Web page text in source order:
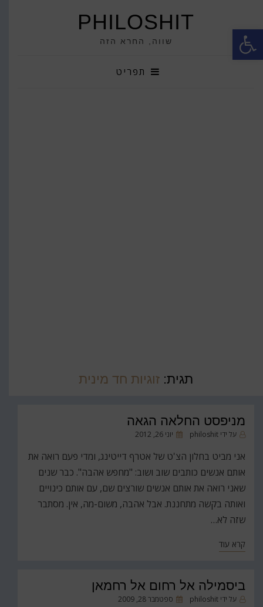
פתח סרגל נגישות PHILOSHIT
שווה, החרא הזה
תפריט
תגית: זוגיות חד מינית
מניפסט החלאה הגאה
על ידי philoshit
פורסם
יוני 26, 2012
אני מביט בחלון הצ'ט של אטרף דייטינג, ומדי פעם רואה את
אותם אנשים כותבים שוב ושוב: "מחפש אהבה". כבר שנים
שאני רואה את אותם אנשים שורצים שם, עם אותם כינויים
ואותה בקשה מתחננת. אבל אהבה, משום-מה, אין. מסתבר
שזה לא…
קרא עוד
ביסמילה אל רחום אל רחמאן
על ידי philoshit
פורסםספטמבר 28, 2009